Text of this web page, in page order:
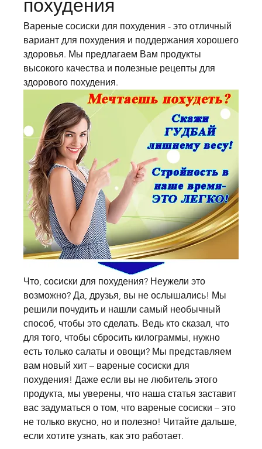
похудения
Вареные сосиски для похудения - это отличный
вариант для похудения и поддержания хорошего
здоровья. Мы предлагаем Вам продукты
высокого качества и полезные рецепты для
здорового похудения.
Что, сосиски для похудения? Неужели это
возможно? Да, друзья, вы не ослышались! Мы
решили почудить и нашли самый необычный
способ, чтобы это сделать. Ведь кто сказал, что
для того, чтобы сбросить килограммы, нужно
есть только салаты и овощи? Мы представляем
вам новый хит – вареные сосиски для
похудения! Даже если вы не любитель этого
продукта, мы уверены, что наша статья заставит
вас задуматься о том, что вареные сосиски – это
не только вкусно, но и полезно! Читайте дальше,
если хотите узнать, как это работает.